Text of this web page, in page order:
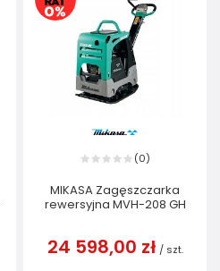
(0)
MIKASA Zagęszczarka
rewersyjna MVH-208 GH
24 598,00 zł / szt.